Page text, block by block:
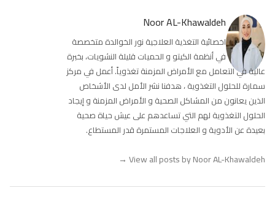
Noor AL-Khawaldeh
اخصائية التغذية العلاجية نور الخوالدة متخصصة
في أنظمة الكيتو و الحميات قليلة النشويات، بخبرة
عالية في التعامل مع الأمراض المزمنة تغذوياً. أعمل في مركز
سمارة للحلول التغذوية ، هدفنا نشر الأمل لدى الأشخاص
الذين يعانون من المشاكل الصحية و الأمراض المزمنة و إيجاد
الحلول التغذوية لهم التي تساعدهم على عيش حياة صحية
بعيدة عن الأدوية و العلاجات المستمرة قدر المستطاع.
View all posts by Noor AL-Khawaldeh
→